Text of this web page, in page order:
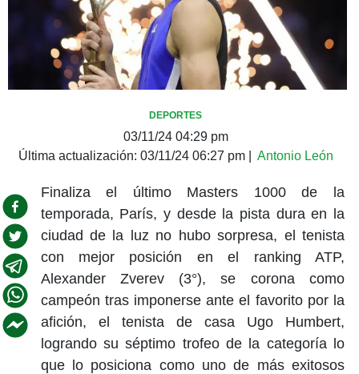
DEPORTES
03/11/24 04:29 pm
Última actualización: 03/11/24 06:27 pm| Antonio León
Finaliza el último Masters 1000 de la
temporada, París, y desde la pista dura en la
ciudad de la luz no hubo sorpresa, el tenista
con mejor posición en el ranking ATP,
Alexander Zverev (3°), se corona como
campeón tras imponerse ante el favorito por la
afición, el tenista de casa Ugo Humbert,
logrando su séptimo trofeo de la categoría lo
que lo posiciona como uno de más exitosos